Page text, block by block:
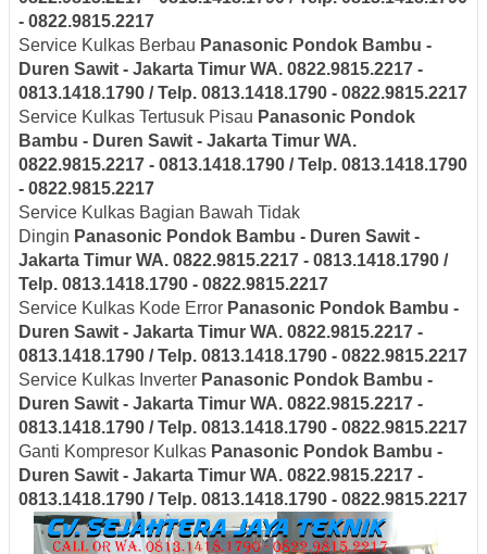
- 0822.9815.2217
Service Kulkas Berbau Panasonic Pondok Bambu -
Duren Sawit - Jakarta Timur WA. 0822.9815.2217 -
0813.1418.1790 / Telp. 0813.1418.1790 - 0822.9815.2217
Service Kulkas Tertusuk Pisau Panasonic Pondok
Bambu - Duren Sawit - Jakarta Timur WA.
0822.9815.2217 - 0813.1418.1790 / Telp. 0813.1418.1790
- 0822.9815.2217
Service Kulkas Bagian Bawah Tidak
Dingin Panasonic Pondok Bambu - Duren Sawit -
Jakarta Timur WA. 0822.9815.2217 - 0813.1418.1790 /
Telp. 0813.1418.1790 - 0822.9815.2217
Service Kulkas Kode Error Panasonic Pondok Bambu -
Duren Sawit - Jakarta Timur WA. 0822.9815.2217 -
0813.1418.1790 / Telp. 0813.1418.1790 - 0822.9815.2217
Service Kulkas Inverter Panasonic Pondok Bambu -
Duren Sawit - Jakarta Timur WA. 0822.9815.2217 -
0813.1418.1790 / Telp. 0813.1418.1790 - 0822.9815.2217
Ganti Kompresor Kulkas Panasonic Pondok Bambu -
Duren Sawit - Jakarta Timur WA. 0822.9815.2217 -
0813.1418.1790 / Telp. 0813.1418.1790 - 0822.9815.2217